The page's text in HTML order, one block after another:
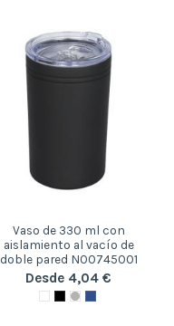
Vaso de 330 ml con
aislamiento al vacío de
doble pared N00745001
Desde 4,04 €